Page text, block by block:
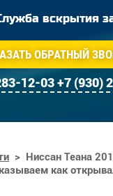
> Ниссан Теана
как
вскрытия
ОБРАТНЫЙ
12-03+7 (930)